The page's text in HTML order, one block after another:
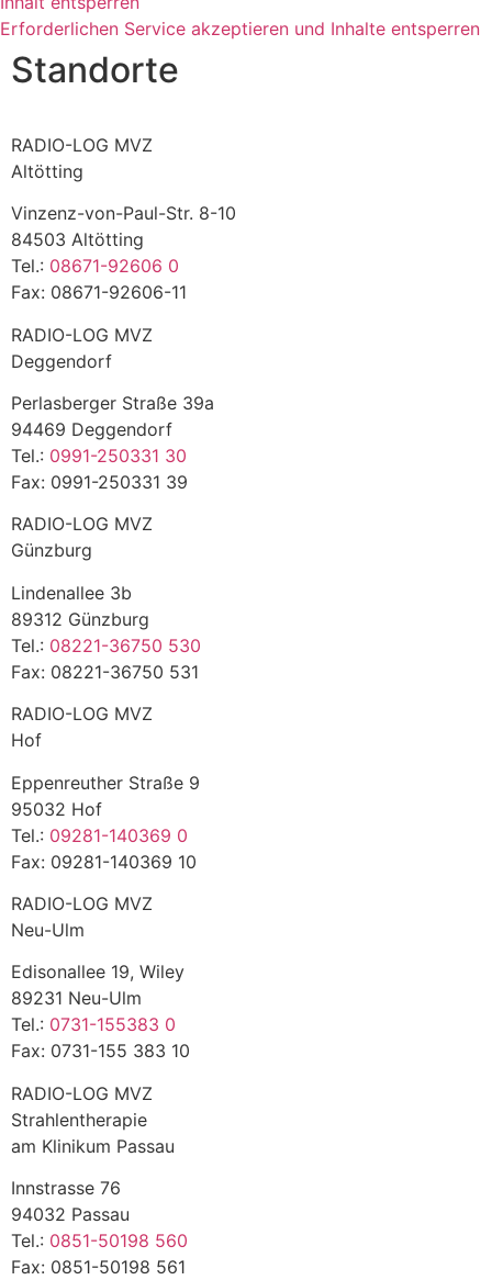
Erforderlichen Service akzeptieren und Inhalte entsperren
Standorte
RADIO-LOG MVZ
Altötting
Vinzenz-von-Paul-Str. 8-10
84503 Altötting
Tel.: 08671-92606 0
Fax: 08671-92606-11
RADIO-LOG MVZ
Deggendorf
Perlasberger Straße 39a
94469 Deggendorf
Tel.: 0991-250331 30
Fax: 0991-250331 39
RADIO-LOG MVZ
Günzburg
Lindenallee 3b
89312 Günzburg
Tel.: 08221-36750 530
Fax: 08221-36750 531
RADIO-LOG MVZ
Hof
Eppenreuther Straße 9
95032 Hof
Tel.: 09281-140369 0
Fax: 09281-140369 10
RADIO-LOG MVZ
Neu-Ulm
Edisonallee 19, Wiley
89231 Neu-Ulm
Tel.: 0731-155383 0
Fax: 0731-155 383 10
RADIO-LOG MVZ
Strahlentherapie
am Klinikum Passau
Innstrasse 76
94032 Passau
Tel.: 0851-50198 560
Fax: 0851-50198 561